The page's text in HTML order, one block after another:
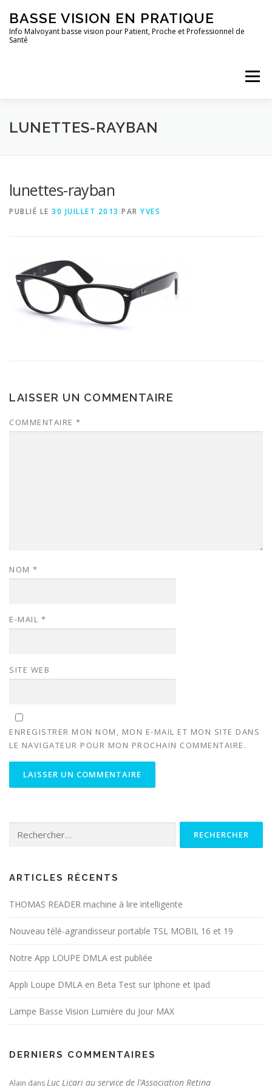
contenu
BASSE VISION EN PRATIQUE
Info Malvoyant basse vision pour Patient, Proche et Professionnel de
Santé
Menu
ACCUEIL QUI SUIS-JE ?
LUNETTES-RAYBAN
lunettes-rayban
PUBLIÉ LE 30 JUILLET 2013 PAR YVES
LAISSER UN COMMENTAIRE
COMMENTAIRE *
NOM *
E-MAIL *
SITE WEB
ENREGISTRER MON NOM, MON E-MAIL ET MON SITE DANS
LE NAVIGATEUR POUR MON PROCHAIN COMMENTAIRE.
ARTICLES RÉCENTS
THOMAS READER machine à lire intelligente
Nouveau télé-agrandisseur portable TSL MOBIL 16 et 19
Notre App LOUPE DMLA est publiée
Appli Loupe DMLA en Beta Test sur Iphone et Ipad
Lampe Basse Vision Lumière du Jour MAX
DERNIERS COMMENTAIRES
Alain dansLuc Licari au service de l’Association Retina